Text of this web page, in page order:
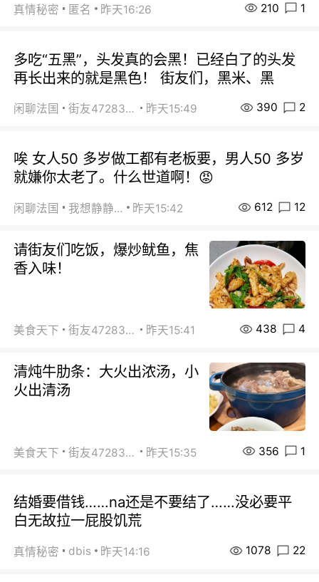
真情秘密 匿名 昨天16:26 210 1
多吃“五黑”，头发真的会黑！已经白了的头发
再长出来的就是黑色！ 街友们，黑米、黑
闲聊法国 街友472838572 昨天15:49 390 2
唉 女人50 多岁做工都有老板要，男人50 多岁
就嫌你太老了。什么世道啊！😡
闲聊法国 我想静静… 昨天15:42 612 12
请街友们吃饭，爆炒鱿鱼，焦
香入味！
美食天下 街友472838572 昨天15:41 438 4
清炖牛肋条：大火出浓汤，小
火出清汤
美食天下 街友472838572 昨天15:35 356 1
结婚要借钱……na还是不要结了……没必要平
白无故拉一屁股饥荒
真情秘密 dbis 昨天14:16 1078 22